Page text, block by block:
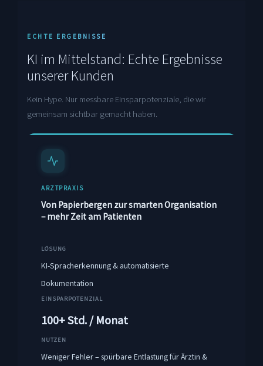
ECHTE ERGEBNISSE
KI im Mittelstand: Echte Ergebnisse
unserer Kunden
Kein Hype. Nur messbare Einsparpotenziale, die wir
gemeinsam sichtbar gemacht haben.
ARZTPRAXIS
Von Papierbergen zur smarten Organisation
– mehr Zeit am Patienten
LÖSUNG
KI-Spracherkennung & automatisierte
Dokumentation
EINSPARPOTENZIAL
100+ Std. / Monat
NUTZEN
Weniger Fehler – spürbare Entlastung für Ärztin &